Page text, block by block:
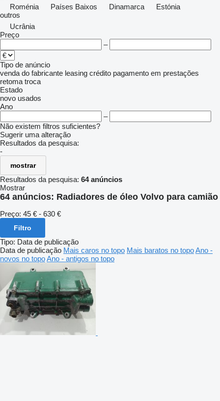
Roménia
Países Baixos Dinamarca
Estónia
outros
Ucrânia
Preço
–
Tipo de anúncio
venda do fabricante leasing crédito pagamento em prestações
retoma troca
Estado
novo usados
Ano
–
Não existem filtros suficientes?
Sugerir uma alteração
Resultados da pesquisa:
-
mostrar
Resultados da pesquisa: 64 anúncios
Mostrar
64 anúncios: Radiadores de óleo Volvo para camião
Preço: 45 € - 630 €
Filtro
Tipo: Data de publicação
Data de publicação Mais caros no topo Mais baratos no topoAno -
novos no topoAno - antigos no topo